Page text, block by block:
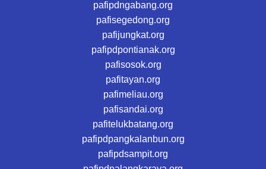
pafipdngabang.org
pafisegedong.org
pafijungkat.org
pafipdpontianak.org
pafisosok.org
pafitayan.org
pafimeliau.org
pafisandai.org
pafitelukbatang.org
pafipdpangkalanbun.org
pafipdsampit.org